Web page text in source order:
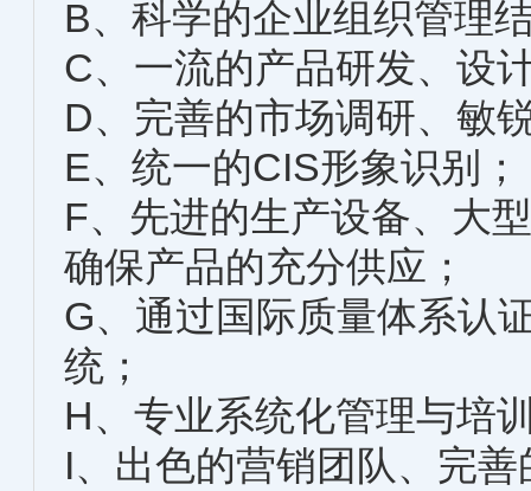
B、科学的企业组织管理
C、一流的产品研发、设
D、完善的市场调研、敏
E、统一的CIS形象识别；
F、先进的生产设备、大
确保产品的充分供应；
G、通过国际质量体系认
统；
H、专业系统化管理与培
I、出色的营销团队、完